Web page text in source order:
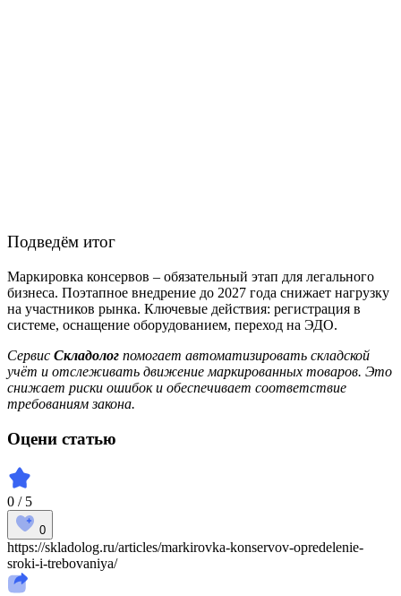
Подведём итог
Маркировка консервов – обязательный этап для легального
бизнеса. Поэтапное внедрение до 2027 года снижает нагрузку
на участников рынка. Ключевые действия: регистрация в
системе, оснащение оборудованием, переход на ЭДО.
Сервис Складолог помогает автоматизировать складской
учёт и отслеживать движение маркированных товаров. Это
снижает риски ошибок и обеспечивает соответствие
требованиям закона.
Оцени статью
0 / 5
0
https://skladolog.ru/articles/markirovka-konservov-opredelenie-
sroki-i-trebovaniya/